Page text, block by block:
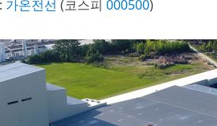
가온전선 (코스피 000500)